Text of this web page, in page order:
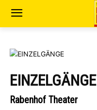
EINZELGÄNGE
Rabenhof Theater